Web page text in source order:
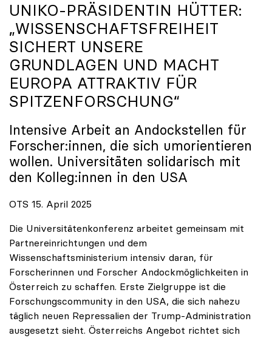
UNIKO-PRÄSIDENTIN HÜTTER:
„WISSENSCHAFTSFREIHEIT
SICHERT UNSERE
GRUNDLAGEN UND MACHT
EUROPA ATTRAKTIV FÜR
SPITZENFORSCHUNG“
Intensive Arbeit an Andockstellen für
Forscher:innen, die sich umorientieren
wollen. Universitäten solidarisch mit
den Kolleg:innen in den USA
OTS 15. April 2025
Die Universitätenkonferenz arbeitet gemeinsam mit
Partnereinrichtungen und dem
Wissenschaftsministerium intensiv daran, für
Forscherinnen und Forscher Andockmöglichkeiten in
Österreich zu schaffen. Erste Zielgruppe ist die
Forschungscommunity in den USA, die sich nahezu
täglich neuen Repressalien der Trump-Administration
ausgesetzt sieht. Österreichs Angebot richtet sich